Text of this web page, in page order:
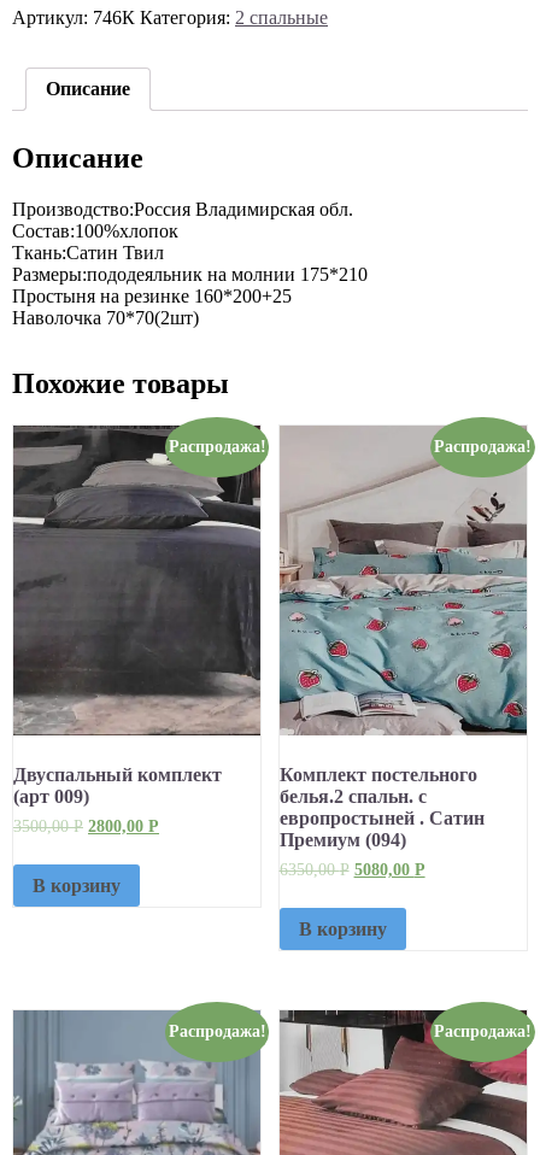
Артикул: 746К Категория: 2 спальные
Описание
Описание
Производство:Россия Владимирская обл.
Состав:100%хлопок
Ткань:Сатин Твил
Размеры:пододеяльник на молнии 175*210
Простыня на резинке 160*200+25
Наволочка 70*70(2шт)
Похожие товары
Распродажа!
Двуспальный комплект
(арт 009)
3500,00Р 2800,00 Р
В корзину
Распродажа!
Комплект постельного
белья.2 спальн. с
европростыней . Сатин
Премиум (094)
6350,00Р 5080,00 Р
В корзину
Распродажа! Распродажа!